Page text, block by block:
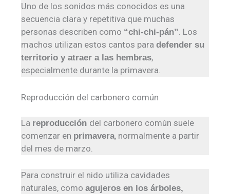
Uno de los sonidos más conocidos es una
secuencia clara y repetitiva que muchas
personas describen como “chi-chi-pán”. Los
machos utilizan estos cantos paradefender su
territorio y atraer a las hembras,
especialmente durante la primavera.
Reproducción del carbonero común
La reproducción del carbonero común suele
comenzar en primavera, normalmente a partir
del mes de marzo.
Para construir el nido utiliza cavidades
naturales, comoagujeros en los árboles,